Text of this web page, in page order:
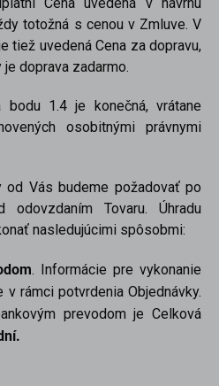
totožná s cenou v Zmluve. V
tiež uvedená Cena za dopravu,
doprava zadarmo.
bodu 1.4 je konečná, vrátane
osobitnými právnymi
od Vás budeme požadovať po
Tovaru. Úhradu
nasledujúcimi spôsobmi:
. Informácie pre vykonanie
rámci potvrdenia Objednávky.
prevodom je Celková